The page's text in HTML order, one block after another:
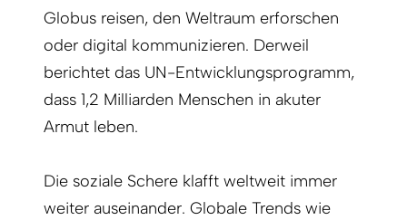
Globus reisen, den Weltraum erforschen
oder digital kommunizieren. Derweil
berichtet das UN-Entwicklungsprogramm,
dass 1,2 Milliarden Menschen in akuter
Armut leben.
Die soziale Schere klafft weltweit immer
weiter auseinander. Globale Trends wie